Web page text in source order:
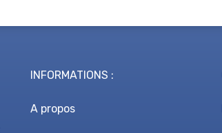
INFORMATIONS :
A propos